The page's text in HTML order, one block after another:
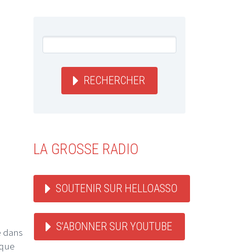
dans
RECHERCHER
LA GROSSE RADIO
SOUTENIR SUR HELLOASSO
S'ABONNER SUR YOUTUBE